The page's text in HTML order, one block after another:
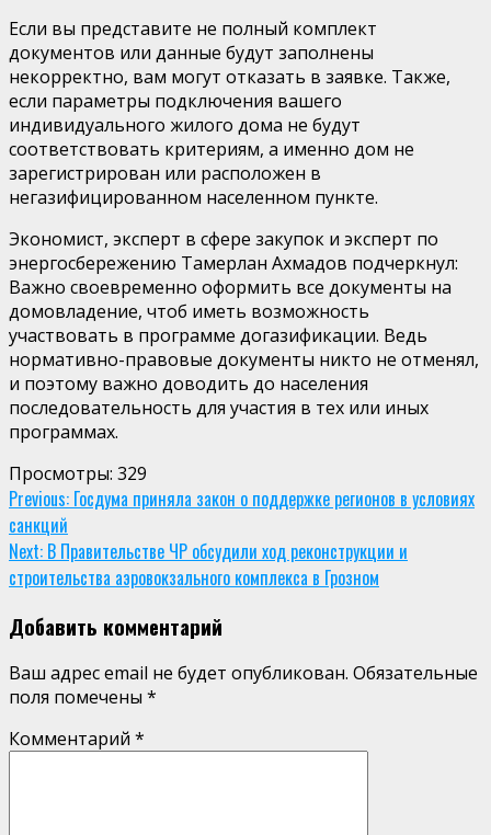
Если вы представите не полный комплект
документов или данные будут заполнены
некорректно, вам могут отказать в заявке. Также,
если параметры подключения вашего
индивидуального жилого дома не будут
соответствовать критериям, а именно дом не
зарегистрирован или расположен в
негазифицированном населенном пункте.
Экономист, эксперт в сфере закупок и эксперт по
энергосбережению Тамерлан Ахмадов подчеркнул:
Важно своевременно оформить все документы на
домовладение, чтоб иметь возможность
участвовать в программе догазификации. Ведь
нормативно-правовые документы никто не отменял,
и поэтому важно доводить до населения
последовательность для участия в тех или иных
программах.
Просмотры: 329
Continue
Reading
Previous: Госдума приняла закон о поддержке регионов в условиях
санкций
Next: В Правительстве ЧР обсудили ход реконструкции и
строительства аэровокзального комплекса в Грозном
Добавить комментарий
Ваш адрес email не будет опубликован. Обязательные
поля помечены *
Комментарий *